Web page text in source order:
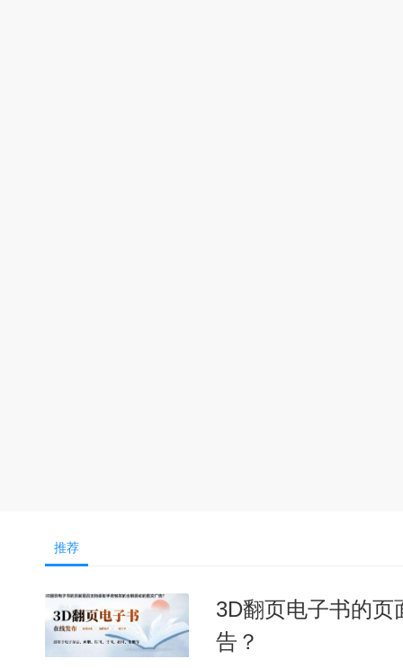
推荐
3D翻页电子书的
告？